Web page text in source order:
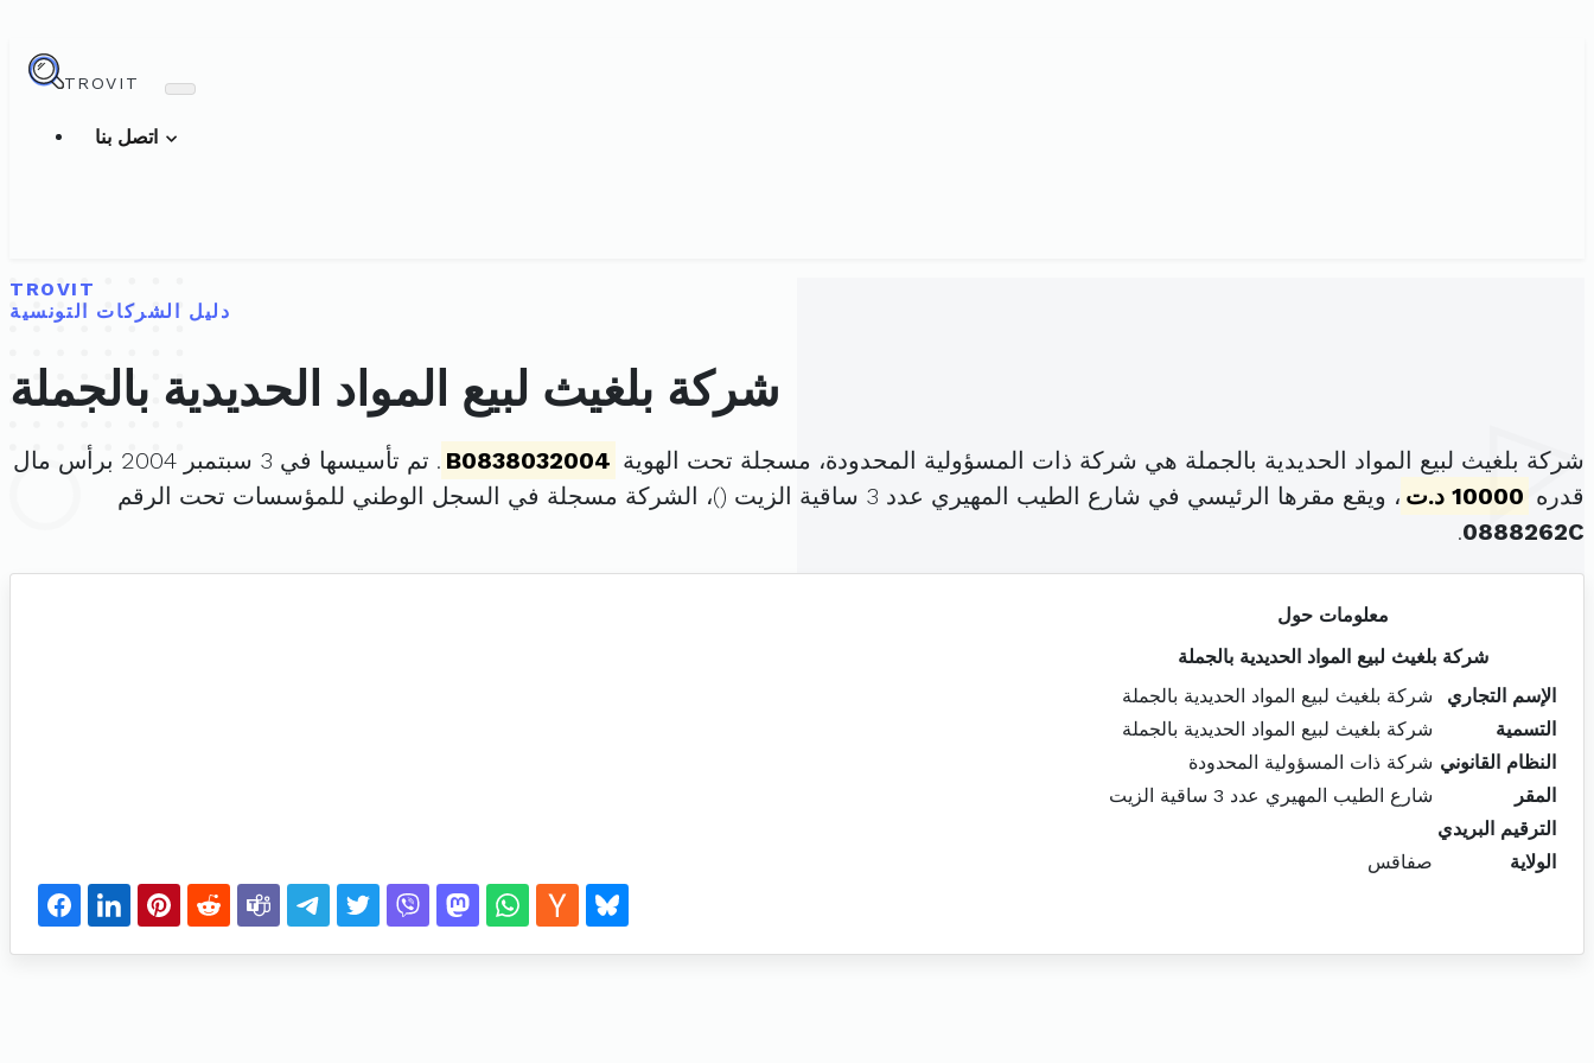
TROVIT
TROVIT
دليل الشركات التونسية
شركة بلغيث لبيع المواد الحديدية بالجملة
شركة بلغيث لبيع المواد الحديدية بالجملة هي شركة ذات المسؤولية المحدودة، مسجلة تحت الهوية B0838032004
. تم تأسيسها في 3 سبتمبر 2004 برأس مال
قدره 10000 د.ت ، ويقع مقرها الرئيسي في شارع الطيب المهيري عدد 3 ساقية الزيت (
)، الشركة مسجلة في السجل الوطني للمؤسسات تحت الرقم
0888262C
.
معلومات حول
شركة بلغيث لبيع المواد الحديدية بالجملة
الإسم التجاري
شركة بلغيث لبيع المواد الحديدية بالجملة
التسمية
شركة بلغيث لبيع المواد الحديدية بالجملة
النظام القانوني شركة ذات المسؤولية المحدودة
المقر
شارع الطيب المهيري عدد 3 ساقية الزيت
الترقيم البريدي
الولاية
صفاقس